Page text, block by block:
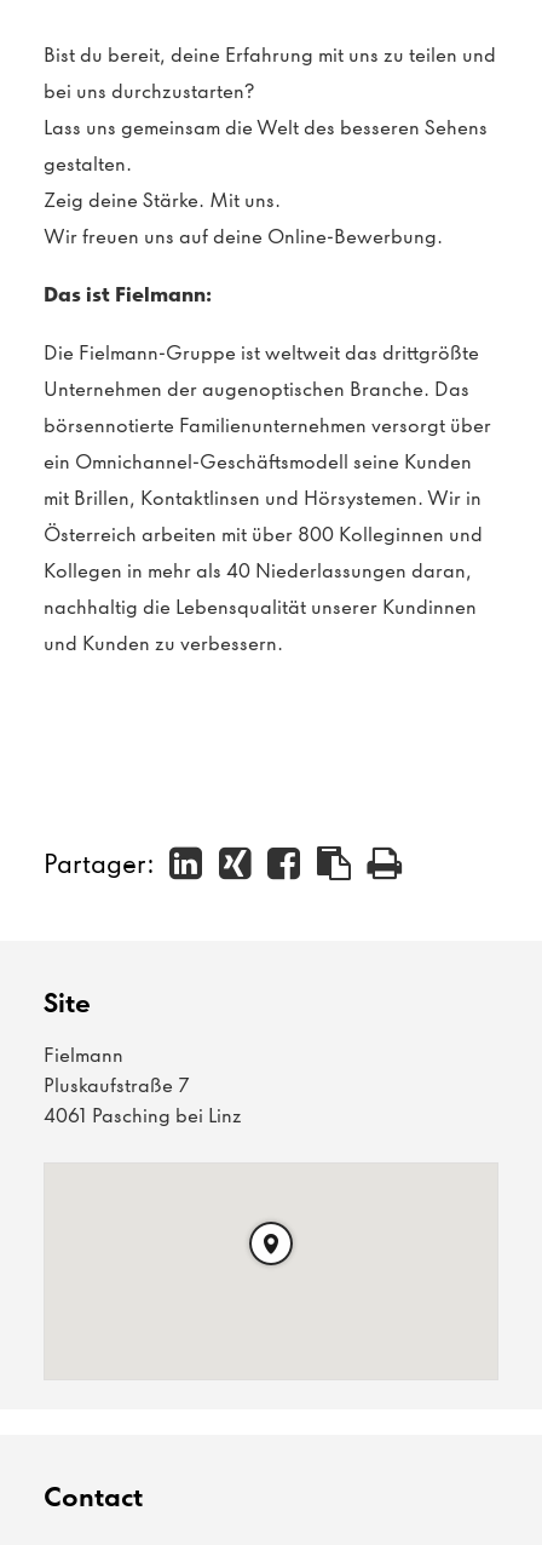
Bist du bereit, deine Erfahrung mit uns zu teilen und
bei uns durchzustarten?
Lass uns gemeinsam die Welt des besseren Sehens
gestalten.
Zeig deine Stärke. Mit uns.
Wir freuen uns auf deine Online-Bewerbung.
Das ist Fielmann:
Die Fielmann-Gruppe ist weltweit das drittgrößte
Unternehmen der augenoptischen Branche. Das
börsennotierte Familienunternehmen versorgt über
ein Omnichannel-Geschäftsmodell seine Kunden
mit Brillen, Kontaktlinsen und Hörsystemen. Wir in
Österreich arbeiten mit über 800 Kolleginnen und
Kollegen in mehr als 40 Niederlassungen daran,
nachhaltig die Lebensqualität unserer Kundinnen
und Kunden zu verbessern.
Partager:
Site
Fielmann
Pluskaufstraße 7
4061 Pasching bei Linz
Contact